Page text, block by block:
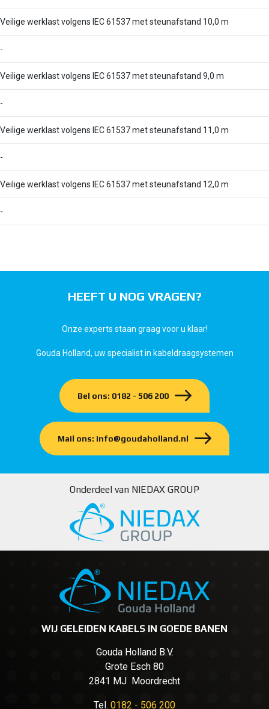
Veilige werklast volgens IEC 61537 met steunafstand 10,0 m
-
Veilige werklast volgens IEC 61537 met steunafstand 9,0 m
-
Veilige werklast volgens IEC 61537 met steunafstand 11,0 m
-
Veilige werklast volgens IEC 61537 met steunafstand 12,0 m
-
HEEFT U NOG VRAGEN?
Onze experts staan graag voor u klaar!
Gouda Holland, uw specialist in kabeldraagsystemen
Bel ons: 0182 - 506 200
Mail ons: info@goudaholland.nl
Onderdeel van NIEDAX GROUP
WIJ GELEIDEN KABELS IN GOEDE BANEN
Gouda Holland B.V.
Grote Esch 80
2841 MJ Moordrecht
Tel. 0182 - 506 200